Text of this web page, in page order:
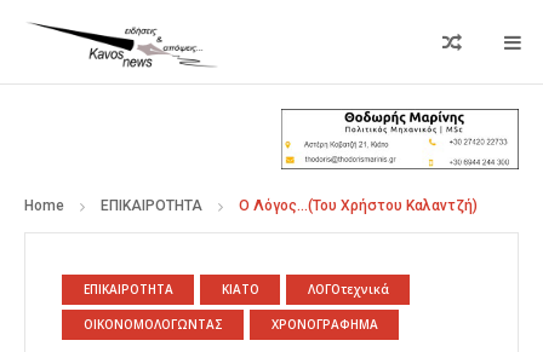
Home ΕΠΙΚΑΙΡΟΤΗΤΑ Ο Λόγος…(Του Χρήστου Καλαντζή)
ΕΠΙΚΑΙΡΟΤΗΤΑ ΚΙΑΤΟ ΛΟΓΟτεχνικά
ΟΙΚΟΝΟΜΟΛΟΓΩΝΤΑΣ ΧΡΟΝΟΓΡΑΦΗΜΑ